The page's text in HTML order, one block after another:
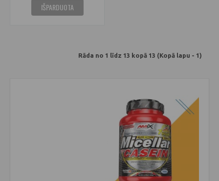
IŠPARDUOTA
Rāda no 1 līdz 13 kopā 13 (Kopā lapu - 1)